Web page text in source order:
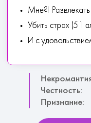
Мне?!
Убить страх (51
И с
Честность:
Признание: